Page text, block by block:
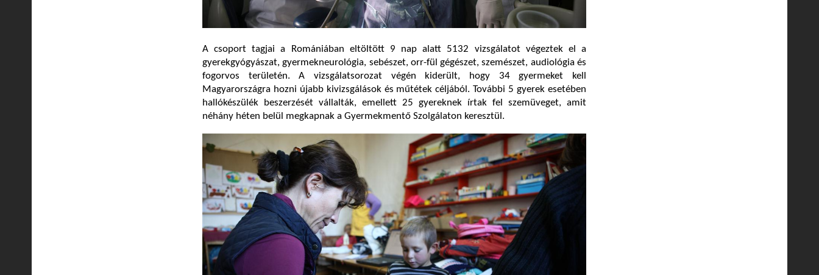
A csoport tagjai a Romániában eltöltött 9 nap alatt 5132 vizsgálatot végeztek el a
gyerekgyógyászat, gyermekneurológia, sebészet, orr-fül gégészet, szemészet, audiológia és
fogorvos területén. A vizsgálatsorozat végén kiderült, hogy 34 gyermeket kell
Magyarországra hozni újabb kivizsgálások és műtétek céljából. További 5 gyerek esetében
hallókészülék beszerzését vállalták, emellett 25 gyereknek írtak fel szemüveget, amit
néhány héten belül megkapnak a Gyermekmentő Szolgálaton keresztül.